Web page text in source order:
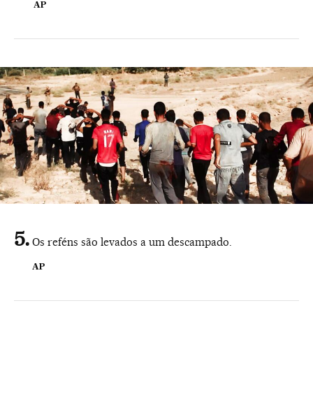
AP
Os reféns são levados a um descampado.
AP